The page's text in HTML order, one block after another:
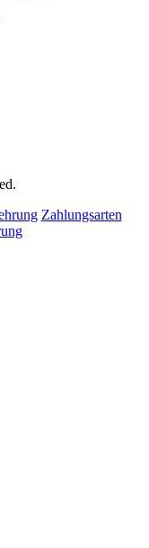
Zahlungsarten